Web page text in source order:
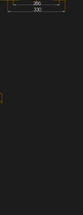
266
330